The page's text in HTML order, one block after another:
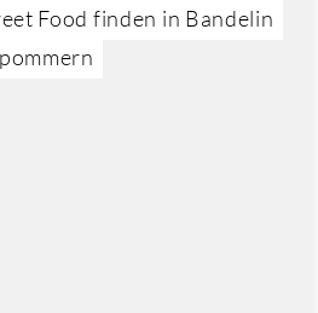
Food finden in Bandelin